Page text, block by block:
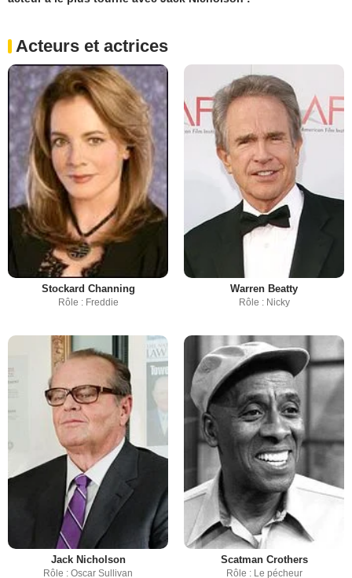
Acteurs et actrices
Stockard Channing
Rôle : Freddie
Warren Beatty
Rôle : Nicky
Jack Nicholson
Rôle : Oscar Sullivan
Scatman Crothers
Rôle : Le pécheur